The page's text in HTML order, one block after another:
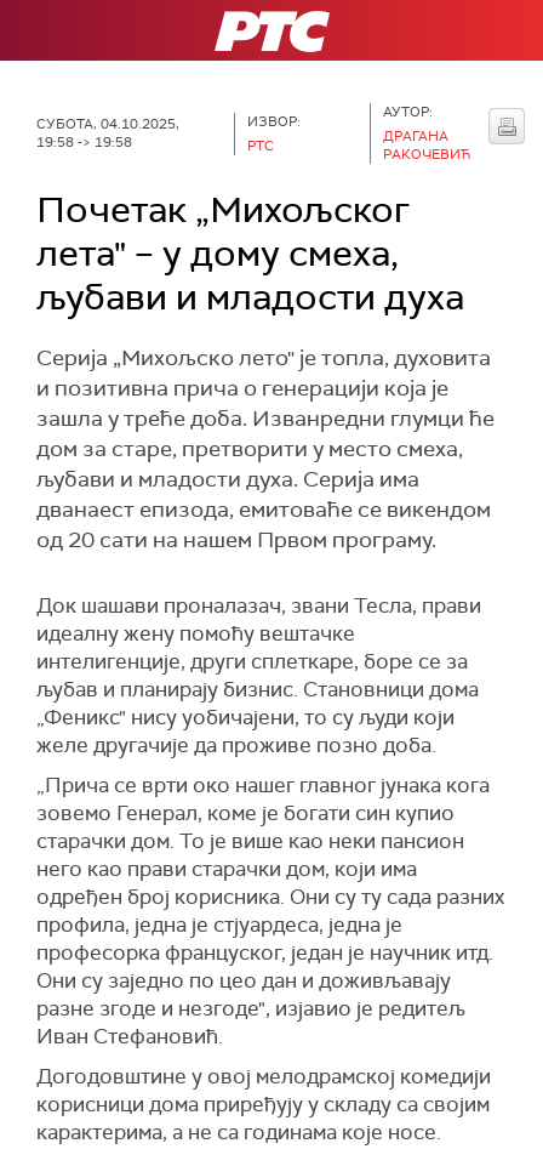
РТС
СУБОТА, 04.10.2025,
19:58 -> 19:58
ИЗВОР:
РТС
АУТОР:
ДРАГАНА
РАКОЧЕВИЋ
Почетак „Михољског
лета" – у дому смеха,
љубави и младости духа
Серија „Михољско лето" је топла, духовита
и позитивна прича о генерацији која је
зашла у треће доба. Изванредни глумци ће
дом за старе, претворити у место смеха,
љубави и младости духа. Серија има
дванаест епизода, емитоваће се викендом
од 20 сати на нашем Првом програму.
Док шашави проналазач, звани Тесла, прави
идеалну жену помоћу вештачке
интелигенције, други сплеткаре, боре се за
љубав и планирају бизнис. Становници дома
„Феникс" нису уобичајени, то су људи који
желе другачије да проживе позно доба.
„Прича се врти око нашег главног јунака кога
зовемо Генерал, коме је богати син купио
старачки дом. То је више као неки пансион
него као прави старачки дом, који има
одређен број корисника. Они су ту сада разних
профила, једна је стјуардеса, једна је
професорка француског, један је научник итд.
Они су заједно по цео дан и доживљавају
разне згоде и незгоде", изјавио је редитељ
Иван Стефановић.
Догодовштине у овој мелодрамској комедији
корисници дома приређују у складу са својим
карактерима, а не са годинама које носе.